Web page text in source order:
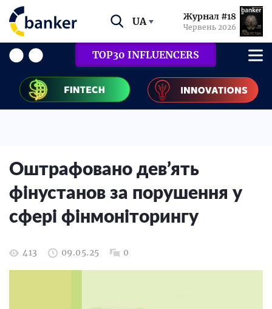
UA Журнал #18
Червень 2026
TOP30 INFLUENCERS
Оштрафовано дев’ять
фінустанов за порушення у
сфері фінмоніторингу
413 09.05.25 0